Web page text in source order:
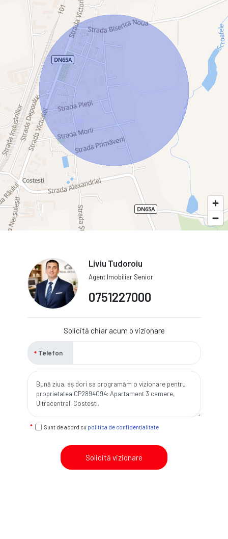
Liviu Tudoroiu
Agent Imobiliar Senior
0751227000
Solicită chiar acum o vizionare
Telefon
Sunt de acord cu politica de confidențialitate
Solicită vizionare